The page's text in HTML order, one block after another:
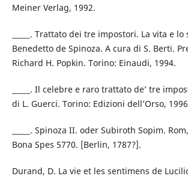
Meiner Verlag, 1992.
_____. Trattato dei tre impostori. La vita e
Benedetto de Spinoza. A cura di S. Berti.
Richard H. Popkin. Torino: Einaudi, 1994.
_____. Il celebre e raro trattato de’ tre
di L. Guerci. Torino: Edizioni dell’Orso,
_____. Spinoza II. oder Subiroth Sopim.
Bona Spes 5770. [Berlin, 1787?].
Durand, D. La vie et les sentimens de